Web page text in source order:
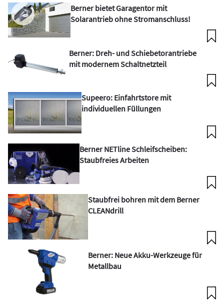
Berner bietet Garagentor mit
Solarantrieb ohne Stromanschluss!
Berner: Dreh- und Schiebetorantriebe
mit modernem Schaltnetzteil
Supeero: Einfahrtstore mit
individuellen Füllungen
Berner NETline Schleifscheiben:
Staubfreies Arbeiten
Staubfrei bohren mit dem Berner
CLEANdrill
Berner: Neue Akku-Werkzeuge für
Metallbau